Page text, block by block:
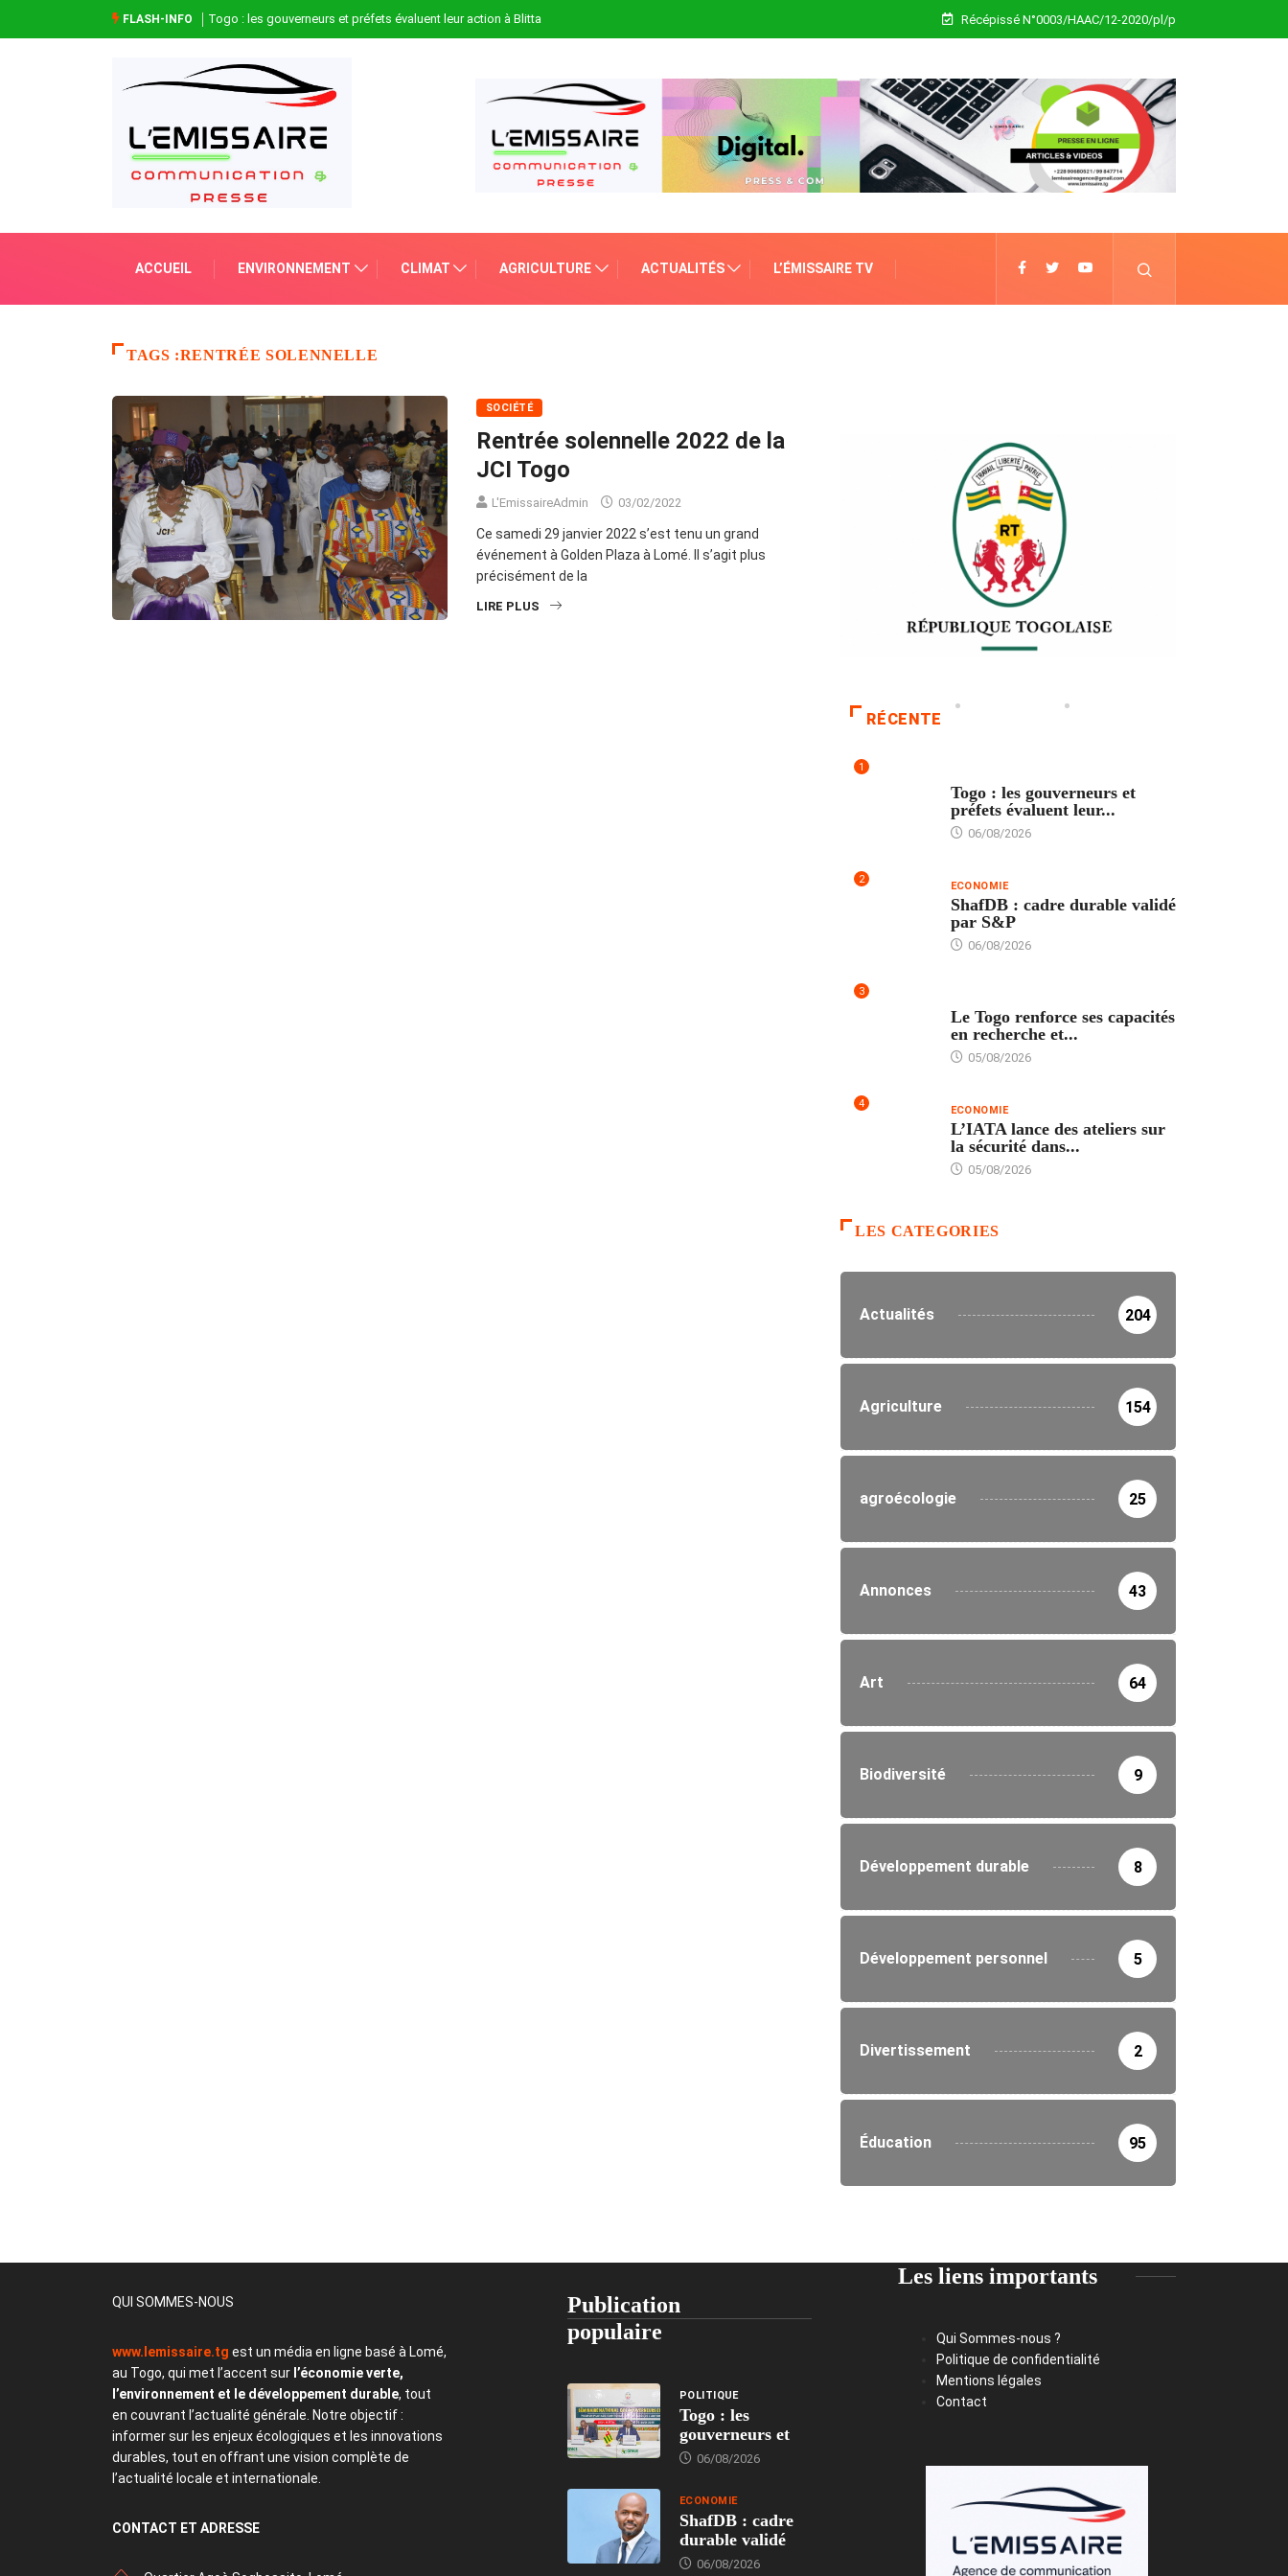
FLASH-INFO Togo : les gouverneurs et préfets évaluent leur action à Blitta Récépissé N°0003/HAAC/12-2020/pl/p
ACCUEIL ENVIRONNEMENT CLIMAT AGRICULTURE ACTUALITÉS L’ÉMISSAIRE TV
TAGS :RENTRÉE SOLENNELLE
SOCIÉTÉ
Rentrée solennelle 2022 de la
JCI Togo
L'EmissaireAdmin 03/02/2022
Ce samedi 29 janvier 2022 s’est tenu un grand
événement à Golden Plaza à Lomé. Il s’agit plus
précisément de la
LIRE PLUS
RÉCENTE
1
Togo : les gouverneurs et
préfets évaluent leur...
06/08/2026
2 ECONOMIE
ShafDB : cadre durable validé
par S&P
06/08/2026
3
Le Togo renforce ses capacités
en recherche et...
05/08/2026
4 ECONOMIE
L’IATA lance des ateliers sur
la sécurité dans...
05/08/2026
LES CATEGORIES
Actualités 204
Agriculture 154
agroécologie 25
Annonces 43
Art 64
Biodiversité 9
Développement durable 8
Développement personnel 5
Divertissement 2
Éducation 95
QUI SOMMES-NOUS
www.lemissaire.tg est un média en ligne basé à Lomé,
au Togo, qui met l’accent sur l’économie verte,
l’environnement et le développement durable, tout
en couvrant l’actualité générale. Notre objectif :
informer sur les enjeux écologiques et les innovations
durables, tout en offrant une vision complète de
l’actualité locale et internationale.
CONTACT ET ADRESSE
Publication
populaire
POLITIQUE
Togo : les
gouverneurs et
06/08/2026
ECONOMIE
ShafDB : cadre
durable validé
06/08/2026
Les liens importants
Qui Sommes-nous ?
Politique de confidentialité
Mentions légales
Contact